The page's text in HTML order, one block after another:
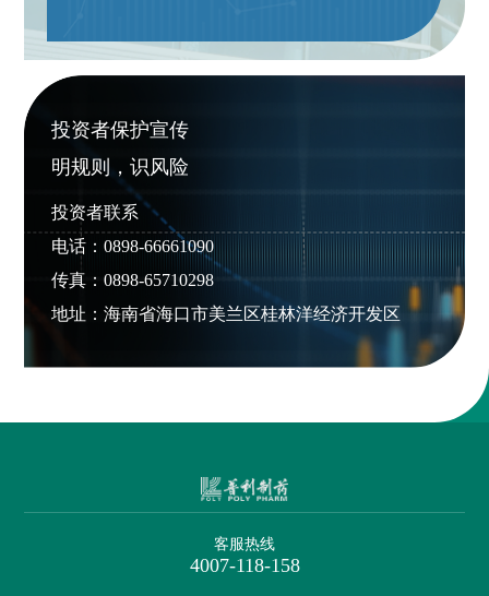
投资者保护宣传
明规则，识风险
投资者联系
电话：0898-66661090
传真：0898-65710298
地址：海南省海口市美兰区桂林洋经济开发区
客服热线
4007-118-158